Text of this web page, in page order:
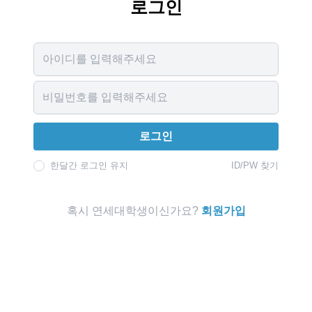
로그인
로그인
한달간 로그인 유지 ID/PW 찾기
혹시 연세대학생이신가요? 회원가입